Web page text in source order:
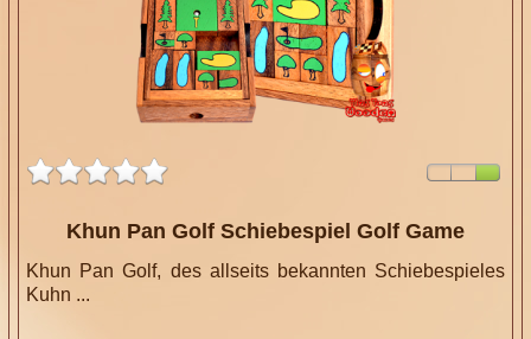
Khun Pan Golf Schiebespiel Golf Game
Khun Pan Golf, des allseits bekannten Schiebespieles
Kuhn ...